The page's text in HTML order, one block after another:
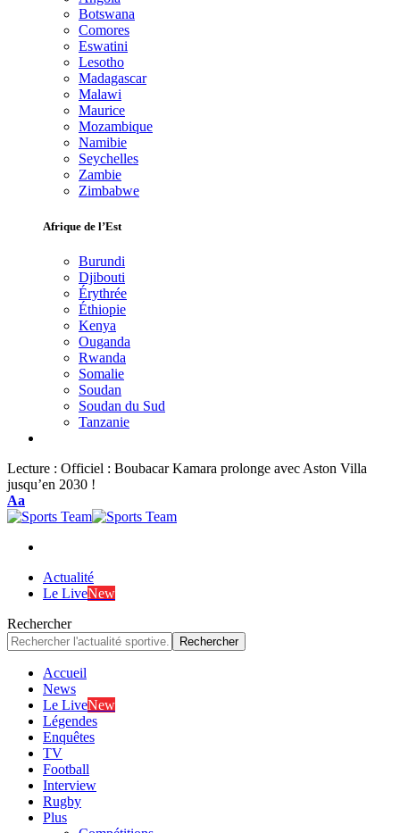
Botswana
Comores
Eswatini
Lesotho
Madagascar
Malawi
Maurice
Mozambique
Namibie
Seychelles
Zambie
Zimbabwe
Afrique de l’Est
Burundi
Djibouti
Érythrée
Éthiopie
Kenya
Ouganda
Rwanda
Somalie
Soudan
Soudan du Sud
Tanzanie
Lecture : Officiel : Boubacar Kamara prolonge avec Aston Villa
jusqu’en 2030 !
Font
Resizer
Aa
Actualité
Le LiveNew
Rechercher
Accueil
News
Le LiveNew
Légendes
Enquêtes
TV
Football
Interview
Rugby
Plus